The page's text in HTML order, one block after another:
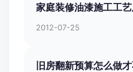
家庭装修油漆施工工
2012-07-25
旧房翻新预算怎么做